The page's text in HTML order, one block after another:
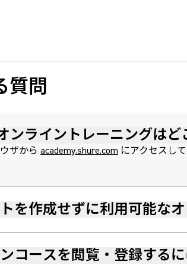
質問
ンライントレーニングはど
ザから academy.shure.com にアクセスし
を作成せずに利用可能な
コースを閲覧・登録する